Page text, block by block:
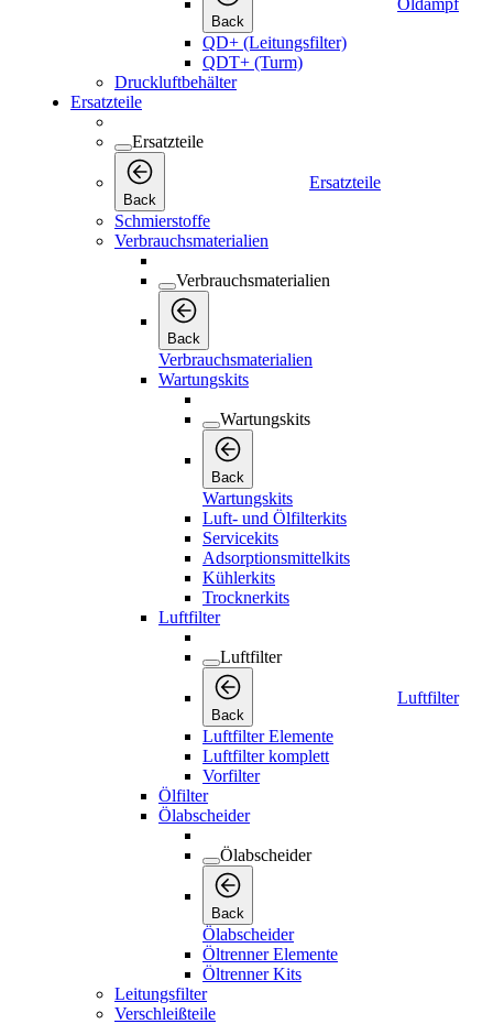
Back
Öldampf
QD+ (Leitungsfilter)
QDT+ (Turm)
Druckluftbehälter
Ersatzteile
Ersatzteile
Back
Ersatzteile
Schmierstoffe
Verbrauchsmaterialien
Verbrauchsmaterialien
Back
Verbrauchsmaterialien
Wartungskits
Wartungskits
Back
Wartungskits
Luft- und Ölfilterkits
Servicekits
Adsorptionsmittelkits
Kühlerkits
Trocknerkits
Luftfilter
Luftfilter
Back
Luftfilter
Luftfilter Elemente
Luftfilter komplett
Vorfilter
Ölfilter
Ölabscheider
Ölabscheider
Back
Ölabscheider
Öltrenner Elemente
Öltrenner Kits
Leitungsfilter
Verschleißteile